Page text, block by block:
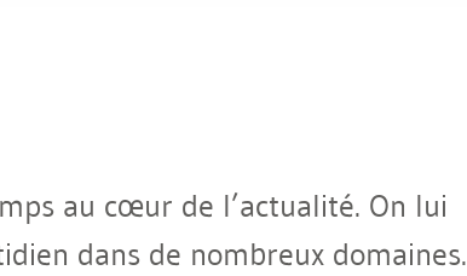
au cœur de l’actualité. On lui
dans de nombreux domaines.